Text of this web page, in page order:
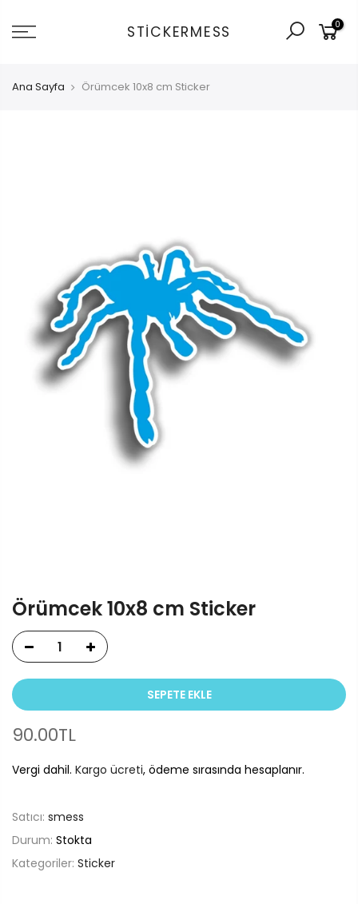
git
STICKERMESS 0
Ana Sayfa Örümcek 10x8 cm Sticker
Örümcek 10x8 cm Sticker
SEPETE EKLE
90.00TL
Vergi dahil. Kargo ücreti, ödeme sırasında hesaplanır.
Satıcı: smess
Durum: Stokta
Kategoriler: Sticker